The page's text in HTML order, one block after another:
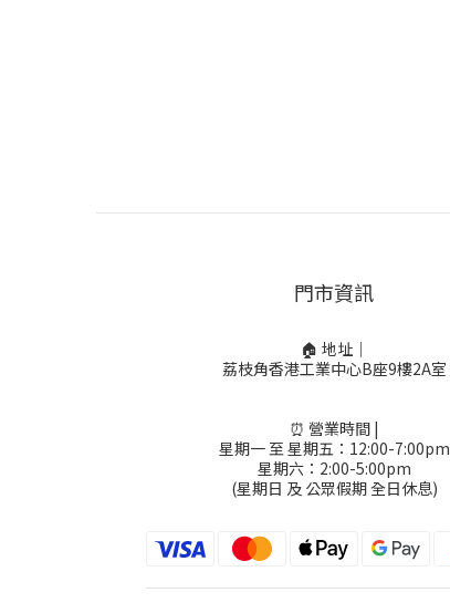
門市資訊
🏠 地址｜
荔枝角香港工業中心B座9樓2A室
⏰ 營業時間 |
星期一 至 星期五：12:00-7:00pm
星期六：2:00-5:00pm
(星期日 及 公眾假期 全日休息)